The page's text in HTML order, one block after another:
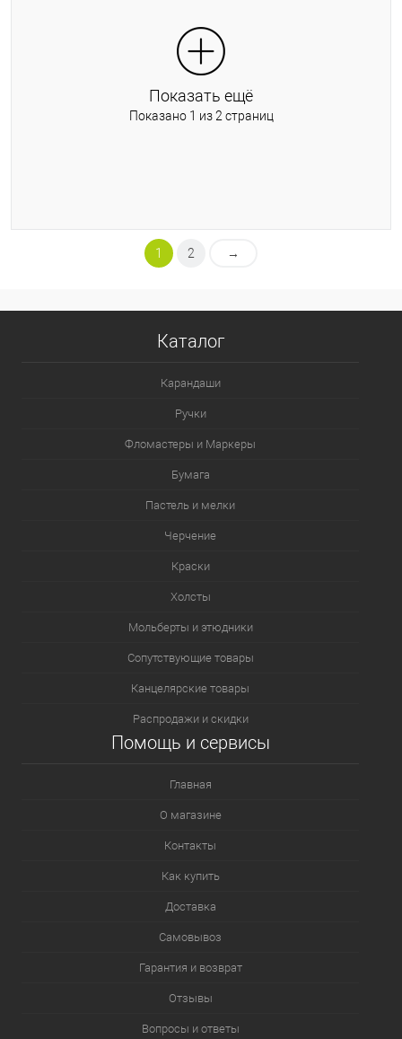
Показать ещё
Показано 1 из 2 страниц
1 2 →
Каталог
Карандаши
Ручки
Фломастеры и Маркеры
Бумага
Пастель и мелки
Черчение
Краски
Холсты
Мольберты и этюдники
Сопутствующие товары
Канцелярские товары
Распродажи и скидки
Помощь и сервисы
Главная
О магазине
Контакты
Как купить
Доставка
Самовывоз
Гарантия и возврат
Отзывы
Вопросы и ответы